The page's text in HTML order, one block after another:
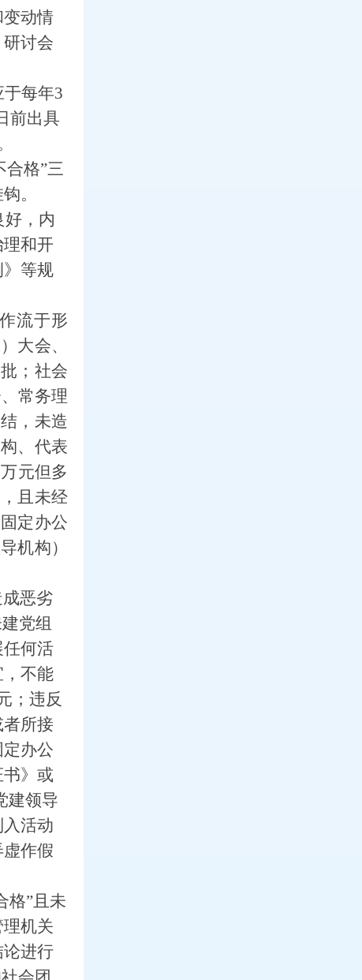
变动情
讨会
每年3
前出具
合格”三
。
，内
和开
等规
流于形
大会、
；社会
常务理
，未造
、代表
万元但多
且未经
定办公
机构）
恶劣
党组
何活
不能
；违反
所接
办公
》或
建领导
活动
作假
格”且未
机关
进行